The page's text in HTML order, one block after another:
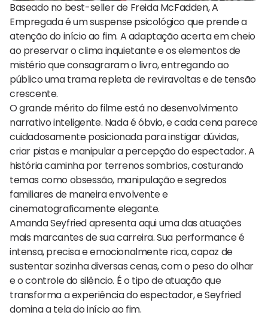
Baseado no best-seller de Freida McFadden, A
Empregada é um suspense psicológico que prende a
atenção do início ao fim. A adaptação acerta em cheio
ao preservar o clima inquietante e os elementos de
mistério que consagraram o livro, entregando ao
público uma trama repleta de reviravoltas e de tensão
crescente.
O grande mérito do filme está no desenvolvimento
narrativo inteligente. Nada é óbvio, e cada cena parece
cuidadosamente posicionada para instigar dúvidas,
criar pistas e manipular a percepção do espectador. A
história caminha por terrenos sombrios, costurando
temas como obsessão, manipulação e segredos
familiares de maneira envolvente e
cinematograficamente elegante.
Amanda Seyfried apresenta aqui uma das atuações
mais marcantes de sua carreira. Sua performance é
intensa, precisa e emocionalmente rica, capaz de
sustentar sozinha diversas cenas, com o peso do olhar
e o controle do silêncio. É o tipo de atuação que
transforma a experiência do espectador, e Seyfried
domina a tela do início ao fim.